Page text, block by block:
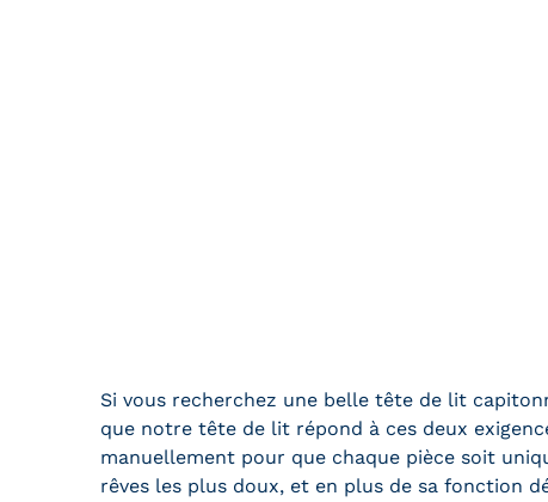
Si vous recherchez une belle tête de lit
que notre tête de lit répond à ces deux
manuellement pour que chaque pièce soit
rêves les plus doux, et en plus de sa fonction